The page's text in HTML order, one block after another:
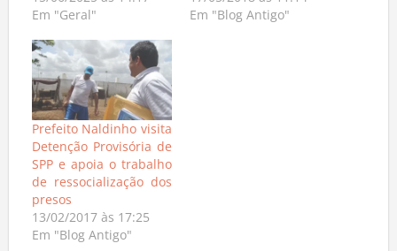
Em "Geral"
Em "Blog Antigo"
Prefeito Naldinho visita
Detenção Provisória de
SPP e apoia o trabalho
de ressocialização dos
presos
13/02/2017 às 17:25
Em "Blog Antigo"